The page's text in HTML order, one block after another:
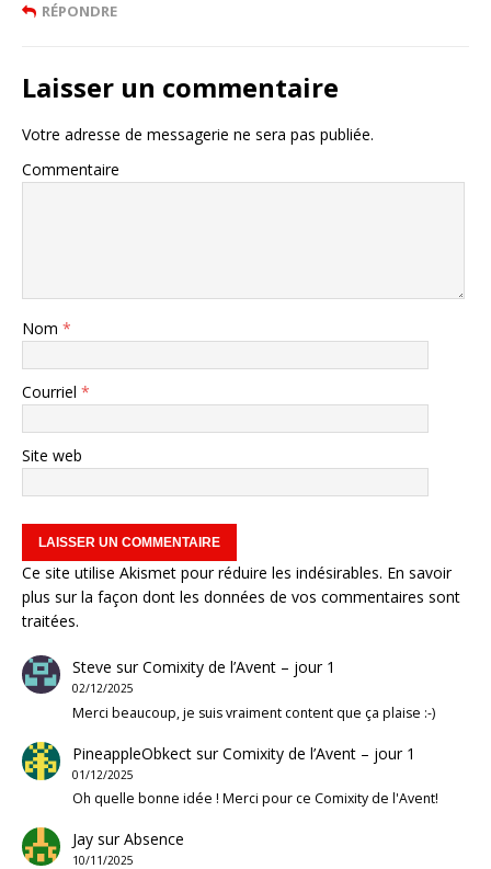
RÉPONDRE
Laisser un commentaire
Votre adresse de messagerie ne sera pas publiée.
Commentaire
Nom *
Courriel *
Site web
Ce site utilise Akismet pour réduire les indésirables. En savoir
plus sur la façon dont les données de vos commentaires sont
traitées.
Steve surComixity de l’Avent – jour 1
02/12/2025
Merci beaucoup, je suis vraiment content que ça plaise :-)
PineappleObkectsurComixity de l’Avent – jour 1
01/12/2025
Oh quelle bonne idée ! Merci pour ce Comixity de l'Avent!
JaysurAbsence
10/11/2025